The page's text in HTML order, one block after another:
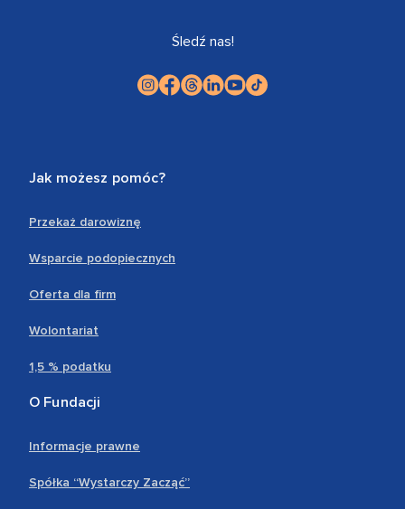
Śledź nas!
Jak możesz pomóc?
Przekaż darowiznę
Wsparcie podopiecznych
Oferta dla firm
Wolontariat
1,5 % podatku
O Fundacji
Informacje prawne
Spółka “Wystarczy Zacząć”